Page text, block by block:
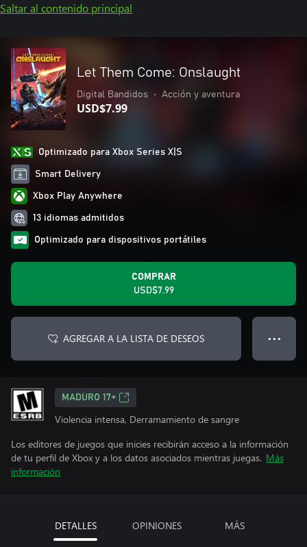
Saltar al contenido principal
Let Them Come: Onslaught
Digital Bandidos • Acción y aventura
USD$7.99
Optimizado para Xbox Series X|S
Smart Delivery
Xbox Play Anywhere
13 idiomas admitidos
Optimizado para dispositivos portátiles
COMPRAR
USD$7.99
AGREGAR A LA LISTA DE DESEOS ● ● ●
MADURO 17+
Violencia intensa, Derramamiento de sangre
Los editores de juegos que inicies recibirán acceso a la información
de tu perfil de Xbox y a los datos asociados mientras juegas. Más
información
DETALLES OPINIONES MÁS